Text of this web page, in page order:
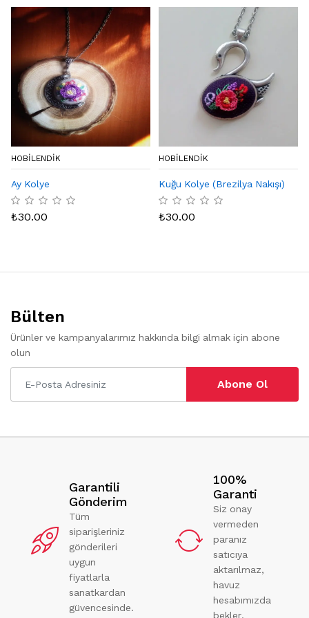
HOBİLENDİK
Ay Kolye
₺30.00
HOBİLENDİK
Kuğu Kolye (Brezilya Nakışı)
₺30.00
Bülten
Ürünler ve kampanyalarımız hakkında bilgi almak için abone
olun
Abone Ol
Garantili
Gönderim
Tüm
siparişleriniz
gönderileri
uygun
fiyatlarla
sanatkardan
güvencesinde.
100%
Garanti
Siz onay
vermeden
paranız
satıcıya
aktarılmaz,
havuz
hesabımızda
bekler.